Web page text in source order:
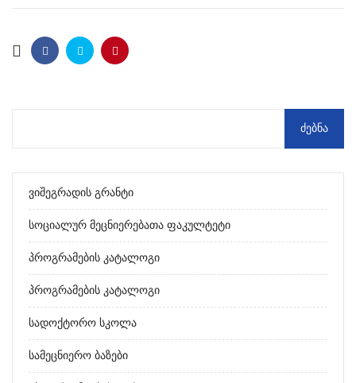
Ვიშეგრადის Გრანტი
Სოციალურ Მეცნიერებათა Ფაკულტეტი
Პროგრამების Კატალოგი
Პროგრამების Კატალოგი
Სადოქტორო Სკოლა
Სამეცნიერო Ბაზები